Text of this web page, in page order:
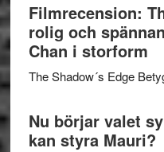
Filmrecension:
rolig och
Chan i storform
The Shadow´s Edge
Nu börjar valet
kan styra Mauri?